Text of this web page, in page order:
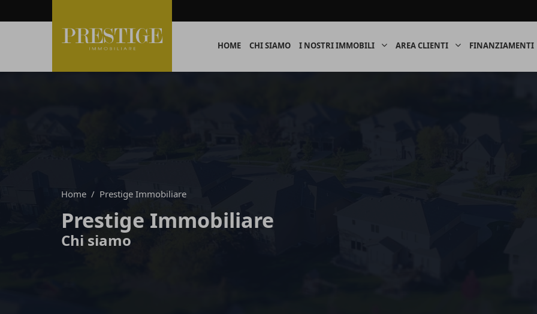
HOME CHI SIAMO I NOSTRI IMMOBILI AREA CLIENTI FINANZIAMENTI
Home Prestige Immobiliare
Prestige Immobiliare
Chi siamo